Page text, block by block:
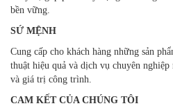
bền vững.
SỨ MỆNH
Cung cấp cho khách hàng những sản
thuật hiệu quả và dịch vụ chuyên
và giá trị công trình.
CAM KẾT CỦA CHÚNG TÔI